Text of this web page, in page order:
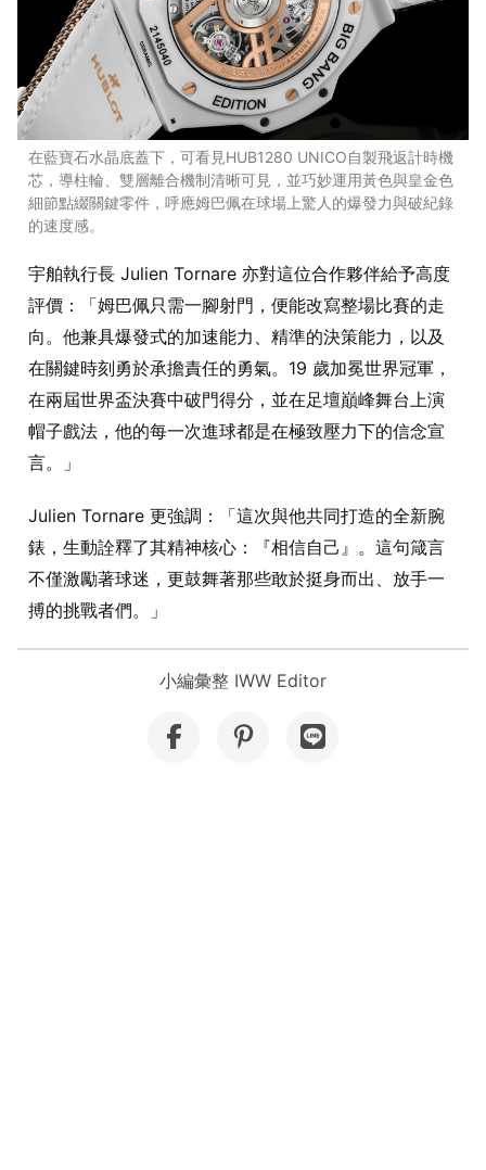
在藍寶石水晶底蓋下，可看見HUB1280 UNICO自製飛返計時機
芯，導柱輪、雙層離合機制清晰可見，並巧妙運用黃色與皇金色
細節點綴關鍵零件，呼應姆巴佩在球場上驚人的爆發力與破紀錄
的速度感。
宇舶執行長 Julien Tornare 亦對這位合作夥伴給予高度
評價：「姆巴佩只需一腳射門，便能改寫整場比賽的走
向。他兼具爆發式的加速能力、精準的決策能力，以及
在關鍵時刻勇於承擔責任的勇氣。19 歲加冕世界冠軍，
在兩屆世界盃決賽中破門得分，並在足壇巔峰舞台上演
帽子戲法，他的每一次進球都是在極致壓力下的信念宣
言。」
Julien Tornare 更強調：「這次與他共同打造的全新腕
錶，生動詮釋了其精神核心：『相信自己』。這句箴言
不僅激勵著球迷，更鼓舞著那些敢於挺身而出、放手一
搏的挑戰者們。」
小編彙整 IWW Editor